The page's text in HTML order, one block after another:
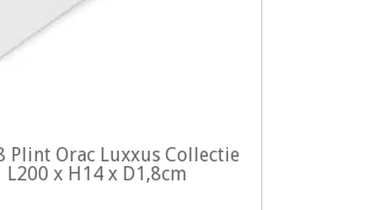
Plint Orac Luxxus Collectie
L200 x H14 x D1,8cm